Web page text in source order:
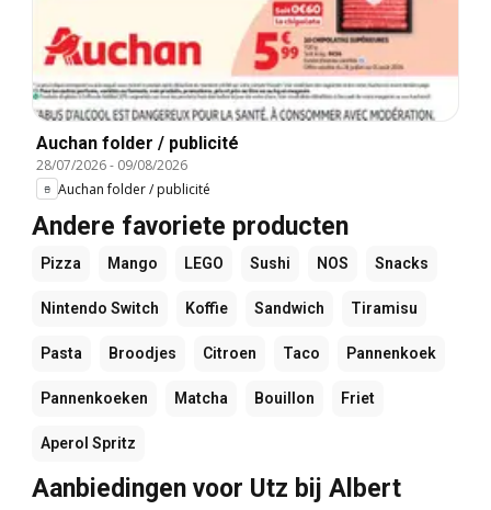
Auchan folder / publicité
28/07/2026- 09/08/2026
Auchan folder / publicité
Andere favoriete producten
Pizza Mango LEGO Sushi NOS Snacks
Nintendo Switch Koffie Sandwich Tiramisu
Pasta Broodjes Citroen Taco Pannenkoek
Pannenkoeken Matcha Bouillon Friet
Aperol Spritz
Aanbiedingen voor Utz bij Albert